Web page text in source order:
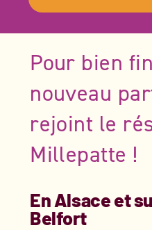
Pour bien
nouveau
rejoint le
Millepatte !
En Alsace et
Belfort